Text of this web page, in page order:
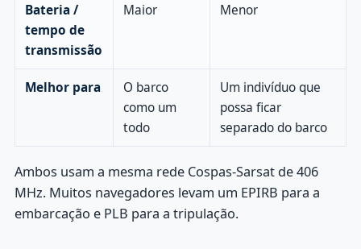
Bateria /
tempo de
transmissão
Maior Menor
Melhor para
O barco
como um
todo
Um indivíduo que
possa ficar
separado do barco
Ambos usam a mesma rede Cospas-Sarsat de 406
MHz. Muitos navegadores levam um EPIRB para a
embarcação e PLB para a tripulação.